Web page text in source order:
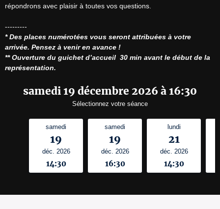
répondrons avec plaisir à toutes vos questions.
* Des places numérotées vous seront attribuées à votre
arrivée. Pensez à venir en avance !
** Ouverture du guichet d’accueil  30 min avant le début de la
représentation.
samedi 19 décembre 2026 à 16:30
Sélectionnez votre séance
samedi
19
déc. 2026
14:30
samedi
19
déc. 2026
16:30
lundi
21
déc. 2026
14:30